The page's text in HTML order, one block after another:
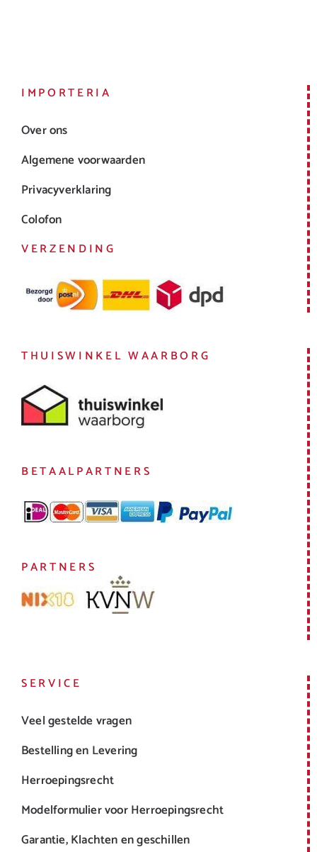
IMPORTERIA
Over ons
Algemene voorwaarden
Privacyverklaring
Colofon
VERZENDING
THUISWINKEL WAARBORG
BETAALPARTNERS
PARTNERS
SERVICE
Veel gestelde vragen
Bestelling en Levering
Herroepingsrecht
Modelformulier voor Herroepingsrecht
Garantie, Klachten en geschillen